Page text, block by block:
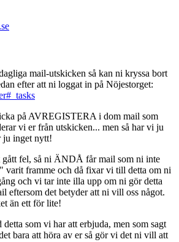
mail-utskicken så kan ni kryssa bort
efter att ni loggat in på Nöjestorget:
på AVREGISTERA i dom mail som
vi er från utskicken... men så har vi ju
ju inget nytt!
fel, så ni ÄNDÅ får mail som ni inte
varit framme och då fixar vi till detta om ni
och vi tar inte illa upp om ni gör detta
eftersom det betyder att ni vill oss något.
än ett för lite!
som vi har att erbjuda, men som sagt
bara att höra av er så gör vi det ni vill att